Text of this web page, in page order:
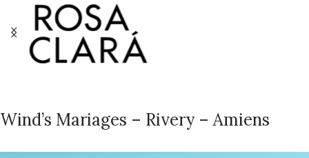
Wind’s Mariages – Rivery – Amiens